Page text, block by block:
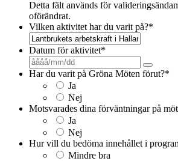
Detta fält används för
oförändrat.
Vilken aktivitet har du varit på?*
Datum för aktivitet*
Har du varit på Gröna Möten förut?*
Ja
Nej
Motsvarades dina förväntningar på
Ja
Nej
Hur vill du bedöma innehållet i
Mindre bra